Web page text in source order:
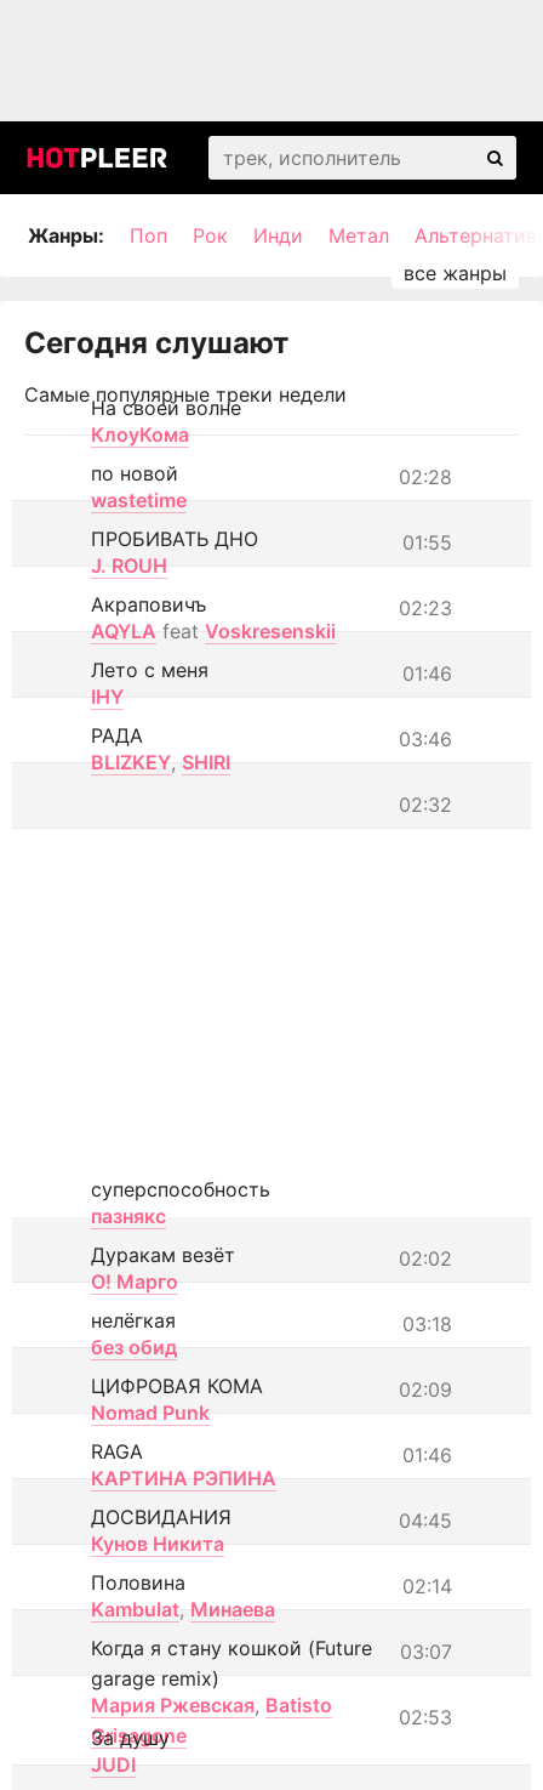
Жанры: Поп Рок Инди Метал
Сегодня слушают
Самые популярные треки недели
На своей волне
КлоуКома
02:28
по новой
wastetime
01:55
ПРОБИВАТЬ ДНО
J. ROUH
02:23
Акраповичъ
AQYLA feat Voskresenskii
01:46
Лето с меня
IHY
03:46
РАДА
BLIZKEY, SHIRI
02:32
суперспособность
пазнякс
02:02
Дуракам везёт
О! Марго
03:18
нелёгкая
без обид
02:09
ЦИФРОВАЯ КОМА
Nomad Punk
01:46
RAGA
КАРТИНА РЭПИНА
04:45
ДОСВИДАНИЯ
Кунов Никита
02:14
Половина
Kambulat, Минаева
03:07
Когда я стану кошкой (Future
garage remix)
Мария Ржевская, Batisto
Grisagone
02:53
За душу
JUDI